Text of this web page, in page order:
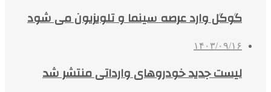
گوگل وارد عرصه سینما و تلویزیون می شود
۱۴۰۳/۰۹/۱۶
لیست جدید خودروهای وارداتی منتشر شد